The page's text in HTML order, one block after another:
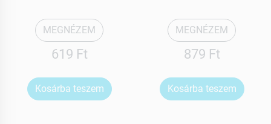
MEGNÉZEM
619 Ft
Kosárba teszem
MEGNÉZEM
879 Ft
Kosárba teszem